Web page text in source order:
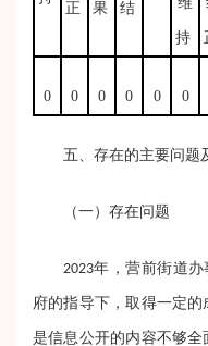
正 果 结
持
0 0 0 0 0 0
五、存在的主要问题
（一）存在问题
2023年，营前街道
府的指导下，取得一定
是信息公开的内容不够